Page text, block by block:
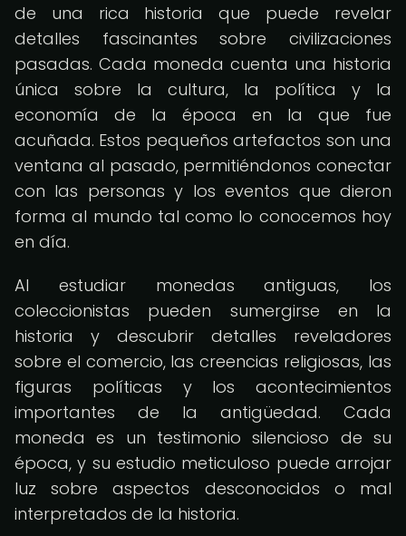
de una rica historia que puede revelar
detalles fascinantes sobre civilizaciones
pasadas. Cada moneda cuenta una historia
única sobre la cultura, la política y la
economía de la época en la que fue
acuñada. Estos pequeños artefactos son una
ventana al pasado, permitiéndonos conectar
con las personas y los eventos que dieron
forma al mundo tal como lo conocemos hoy
en día.
Al estudiar monedas antiguas, los
coleccionistas pueden sumergirse en la
historia y descubrir detalles reveladores
sobre el comercio, las creencias religiosas, las
figuras políticas y los acontecimientos
importantes de la antigüedad. Cada
moneda es un testimonio silencioso de su
época, y su estudio meticuloso puede arrojar
luz sobre aspectos desconocidos o mal
interpretados de la historia.